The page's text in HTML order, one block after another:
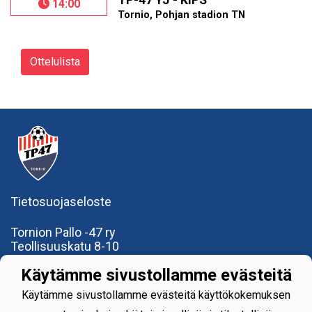
14:00
Tornio, Pohjan stadion TN
Ottelulista
Tietosuojaseloste
Tornion Pallo -47 ry
Teollisuuskatu 8-10
+35840591 9275
office@tp47.com
Käytämme sivustollamme evästeitä
Käytämme sivustollamme evästeitä käyttökokemuksen